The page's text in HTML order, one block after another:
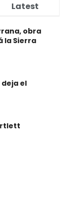
Latest
obra
la Sierra
deja el